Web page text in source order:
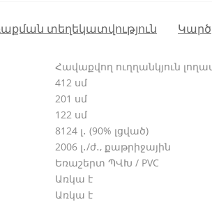
տեղեկատվություն
Հավաքվող ուղղանկյուն
412 սմ
201 սմ
122 սմ
8124 լ․ (90% լցված)
2006 լ․/ժ․, քաթրիջային
Եռաշերտ ՊՎԽ / PVC
Առկա է
Առկա է